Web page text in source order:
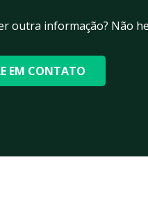
outra informação? Não
EM CONTATO